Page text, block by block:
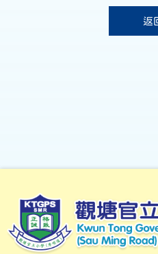
返